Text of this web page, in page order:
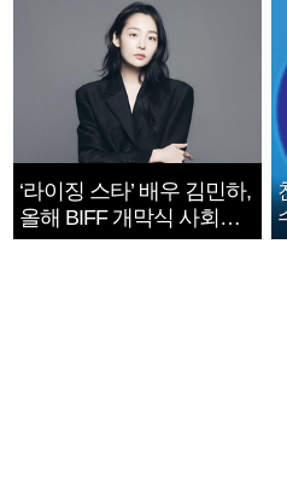
‘라이징 스타’ 배우 김민하,
올해 BIFF 개막식 사회자
확정